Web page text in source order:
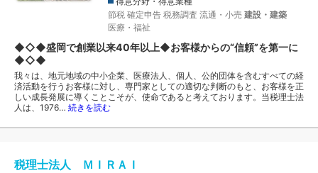
節税 確定申告 税務調査 流通・小売 建設・建築
医療・福祉
◆◇◆盛岡で創業以来40年以上◆お客様からの“信頼”を第一に
◆◇◆
我々は、地元地域の中小企業、医療法人、個人、公的団体を含むすべての経
済活動を行うお客様に対し、専門家としての適切な判断のもと、お客様を正
しい成長発展に導くことこそが、使命であると考えております。当税理士法
人は、1976… 続きを読む
税理士法人 ＭＩＲＡＩ